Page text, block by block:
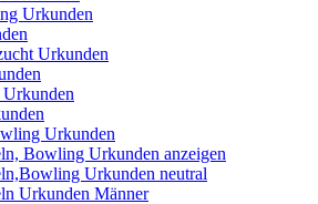
Urkunden
Urkunden
Urkunden
Bowling Urkunden anzeigen
Urkunden neutral
Urkunden Männer